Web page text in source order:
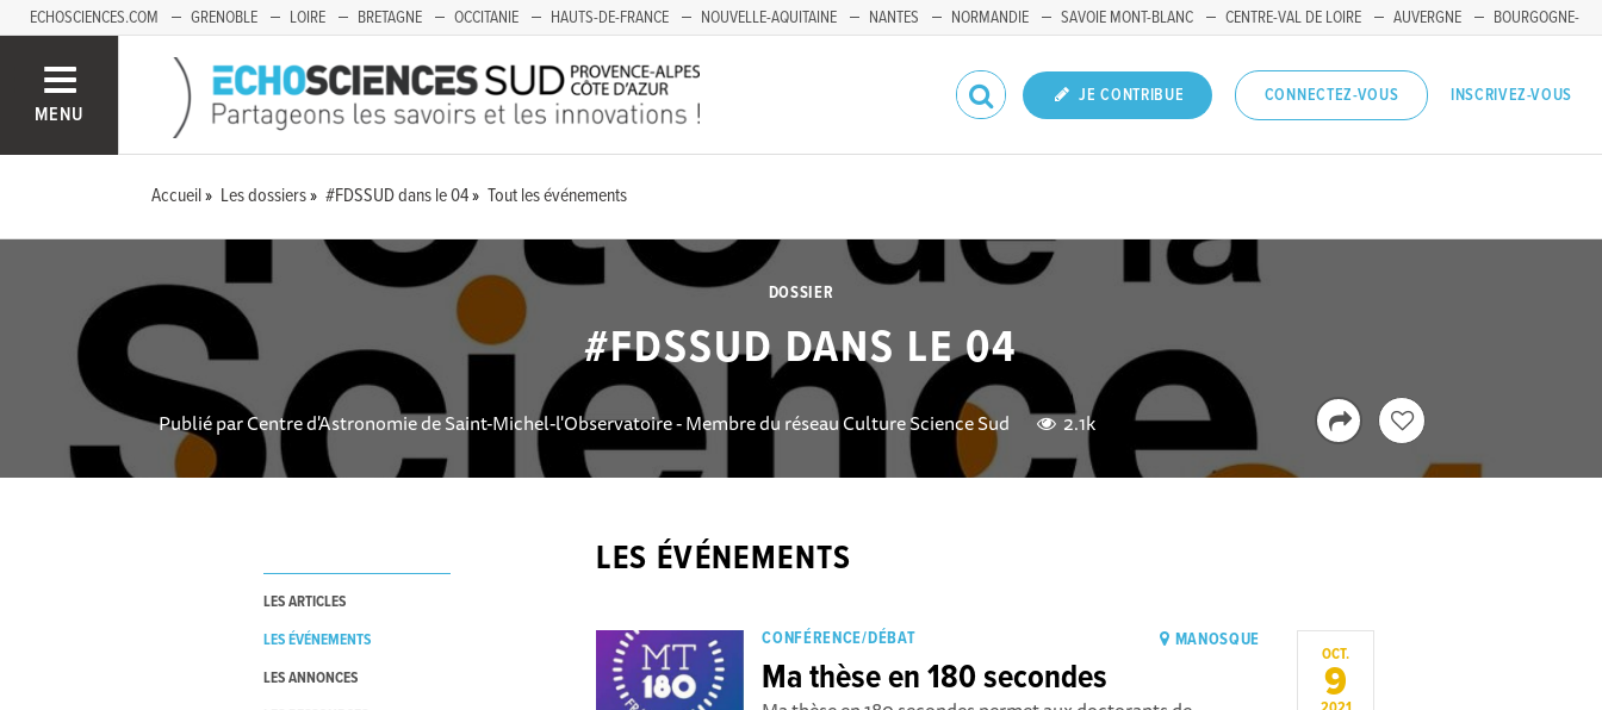
ECHOSCIENCES.COM GRENOBLE LOIRE BRETAGNE OCCITANIE HAUTS-DE-FRANCE NOUVELLE-AQUITAINE NANTES NORMANDIE SAVOIE MONT-BLANC CENTRE-VAL DE LOIRE AUVERGNE
BOURGOGNE-
MENU
JE CONTRIBUE CONNECTEZ-VOUS INSCRIVEZ-VOUS
Accueil Les dossiers #FDSSUD dans le 04 Tout les événements
DOSSIER
#FDSSUD DANS LE 04
Publié parCentre d'Astronomie de Saint-Michel-l'Observatoire - Membre du réseau Culture Science Sud 2.1k
LES ARTICLES
LES ÉVÉNEMENTS
LES ANNONCES
LES ÉVÉNEMENTS
OCT.
9
CONFÉRENCE/DÉBAT MANOSQUE
Ma thèse en 180 secondes